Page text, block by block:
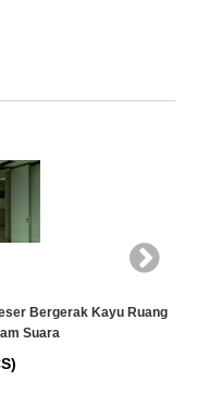
Bergerak Kayu Ruang
Suara